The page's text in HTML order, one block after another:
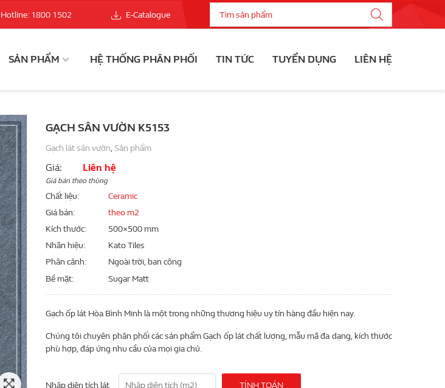
Hotline: 1800 1502 E-Catalogue
SẢN PHẨM HỆ THỐNG PHÂN PHỐI TIN TỨC TUYỂN DỤNG LIÊN HỆ
GẠCH SÂN VƯỜN K5153
Gạch lát sân vườn, Sản phẩm
Giá: Liên hệ
Giá bán theo thùng
Chất liệu
Ceramic
Giá bán
theo m2
Kích thước
500×500 mm
Nhãn hiệu
Kato Tiles
Phân cảnh
Ngoài trời, ban công
Bề mặt
Sugar Matt
Gạch ốp lát Hòa Bình Minh là một trong những thương hiệu uy tín hàng đầu hiện nay.
Chúng tôi chuyên phân phối các sản phẩm Gạch ốp lát chất lượng, mẫu mã đa dạng, kích thước
phù hợp, đáp ứng nhu cầu của mọi gia chủ.
Nhập diện tích lát TÍNH TOÁN